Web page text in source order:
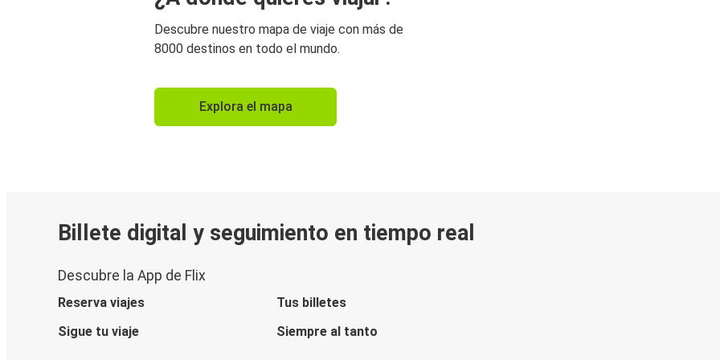
Descubre nuestro mapa de viaje con más de
8000 destinos en todo el mundo.
Explora el mapa
Billete digital y seguimiento en tiempo real
Descubre la App de Flix
Reserva viajes
Tus billetes
Sigue tu viaje
Siempre al tanto